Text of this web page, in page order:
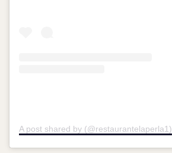
A post shared by (@restaurantelaperla1)